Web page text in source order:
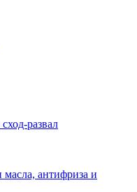
развал
масла, антифриза и